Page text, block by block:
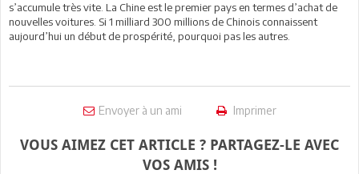
s’accumule très vite. La Chine est le premier pays en termes d’achat de
nouvelles voitures. Si 1 milliard 300 millions de Chinois connaissent
aujourd’hui un début de prospérité, pourquoi pas les autres.
Envoyer à un ami Imprimer
VOUS AIMEZ CET ARTICLE ? PARTAGEZ-LE AVEC
VOS AMIS !